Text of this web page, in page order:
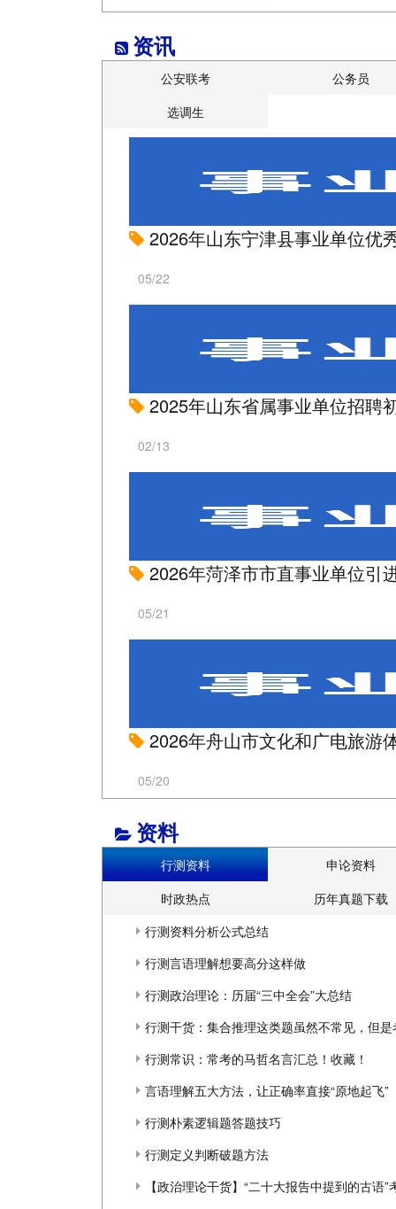
资讯
公安联考
公务员
选调生
2026年山东宁津县事业单位优
05/22
2025年山东省属事业单位招聘
02/13
2026年菏泽市市直事业单位引
05/21
2026年舟山市文化和广电旅游
05/20
资料
行测资料
申论资料
时政热点
历年真题下载
行测资料分析公式总结
行测言语理解想要高分这样做
行测政治理论：历届“三中全会”大总结
行测干货：集合推理这类题虽然不常见，但
行测常识：常考的马哲名言汇总！收藏！
言语理解五大方法，让正确率直接“原地起飞”
行测朴素逻辑题答题技巧
行测定义判断破题方法
【政治理论干货】“二十大报告中提到的古语”